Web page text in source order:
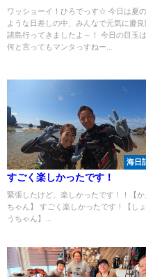
ワッショーイ！ひろでっす☆ 今日は夏の
ような日差しの中、みんなで元気に慶良
諸島行ってきましたよ～！ 今日の目玉は
何と言ってもマンタっすねー...
海日
すごく楽しかったです！
緊張したけど、楽しかったです！！【か
ちゃん】 すごく楽しかったです！【しょ
うちゃん】...